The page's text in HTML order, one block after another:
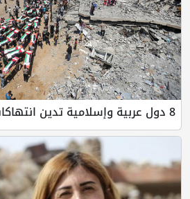
8 دول عربية وإسلامية تدين انتهاكات إسرائ...